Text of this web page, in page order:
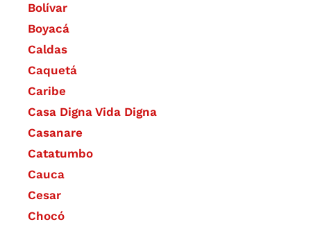
Bolívar
Boyacá
Caldas
Caquetá
Caribe
Casa Digna Vida Digna
Casanare
Catatumbo
Cauca
Cesar
Chocó